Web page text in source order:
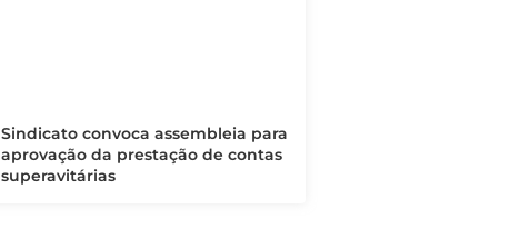
Sindicato convoca assembleia para
aprovação da prestação de contas
superavitárias